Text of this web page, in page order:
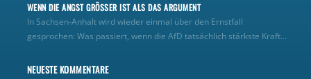
WENN DIE ANGST GRÖSSER IST ALS DAS ARGUMENT
In Sachsen-Anhalt wird wieder einmal über den Ernstfall
gesprochen: Was passiert, wenn die AfD tatsächlich stärkste Kraft...
NEUESTE KOMMENTARE